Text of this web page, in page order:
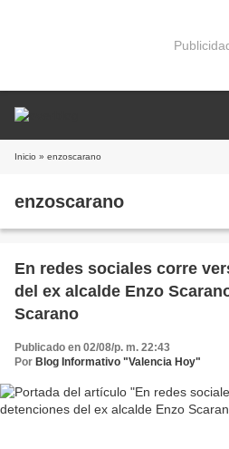
Inicio » enzoscarano
enzoscarano
En redes sociales corre
del ex alcalde Enzo
Scarano
Publicado en 02/08/p. m. 22:43
Por Blog Informativo "Valencia Hoy"